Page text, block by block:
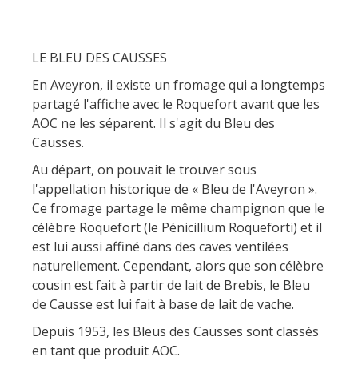
LE BLEU DES CAUSSES
En Aveyron, il existe un fromage qui a longtemps
partagé l'affiche avec le Roquefort avant que les
AOC ne les séparent. Il s'agit du Bleu des
Causses.
Au départ, on pouvait le trouver sous
l'appellation historique de « Bleu de l'Aveyron ».
Ce fromage partage le même champignon que le
célèbre Roquefort (le Pénicillium Roqueforti) et il
est lui aussi affiné dans des caves ventilées
naturellement. Cependant, alors que son célèbre
cousin est fait à partir de lait de Brebis, le Bleu
de Causse est lui fait à base de lait de vache.
Depuis 1953, les Bleus des Causses sont classés
en tant que produit AOC.